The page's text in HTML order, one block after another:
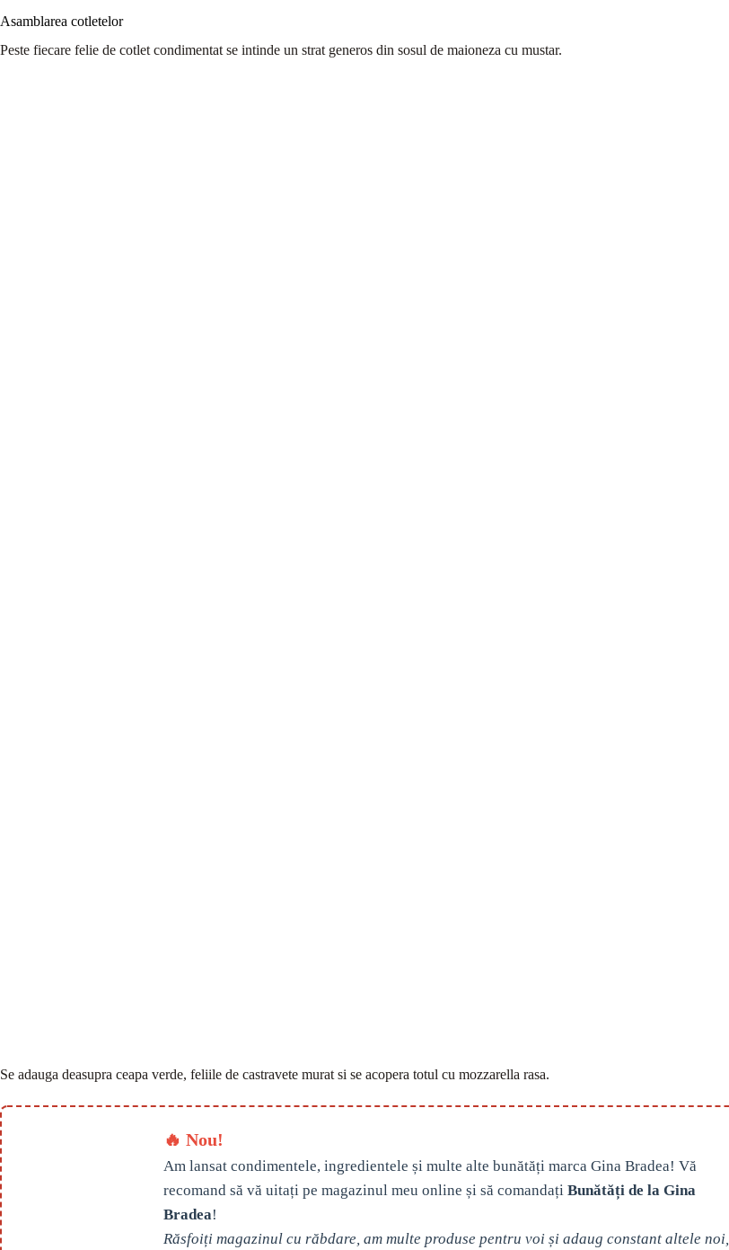
Asamblarea cotletelor
Peste fiecare felie de cotlet condimentat se intinde un strat generos din sosul de maioneza cu mustar.
Se adauga deasupra ceapa verde, feliile de castravete murat si se acopera totul cu mozzarella rasa.
🔥 Nou!
Am lansat condimentele, ingredientele și multe alte bunătăți marca Gina Bradea! Vă
recomand să vă uitați pe magazinul meu online și să comandați Bunătăți de la Gina
Bradea!
Răsfoiți magazinul cu răbdare, am multe produse pentru voi și adaug constant altele noi,